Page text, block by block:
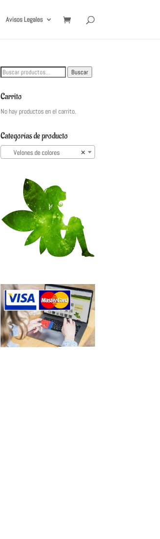
Avisos Legales
Buscar
Buscar
Carrito
No hay productos en el carrito.
Categorías de producto
×
Velones de colores